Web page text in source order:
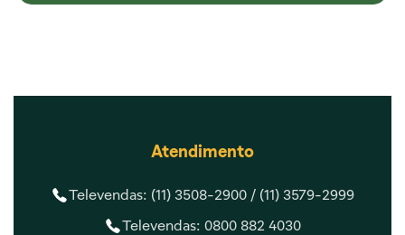
Atendimento
Televendas: (11) 3508-2900 / (11) 3579-2999
Televendas: 0800 882 4030